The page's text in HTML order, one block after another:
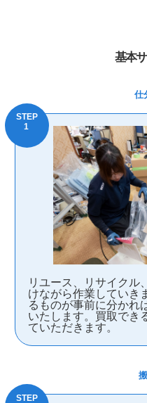
基本
仕
リユース、リサイクル
けながら作業していき
るものが事前に分かれ
いたします。買取でき
ていただきます。